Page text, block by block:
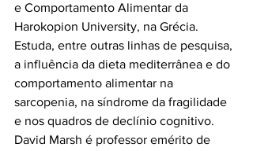
e Comportamento Alimentar da
Harokopion University, na Grécia.
Estuda, entre outras linhas de pesquisa,
a influência da dieta mediterrânea e do
comportamento alimentar na
sarcopenia, na síndrome da fragilidade
e nos quadros de declínio cognitivo.
David Marsh é professor emérito de